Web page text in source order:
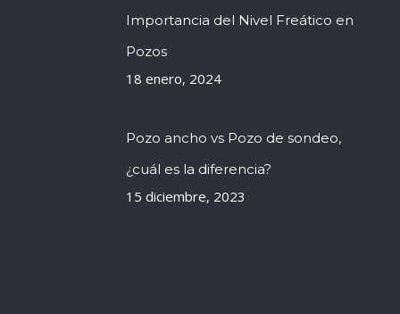
Importancia del Nivel Freático en
Pozos
18 enero, 2024
Pozo ancho vs Pozo de sondeo,
¿cuál es la diferencia?
15 diciembre, 2023